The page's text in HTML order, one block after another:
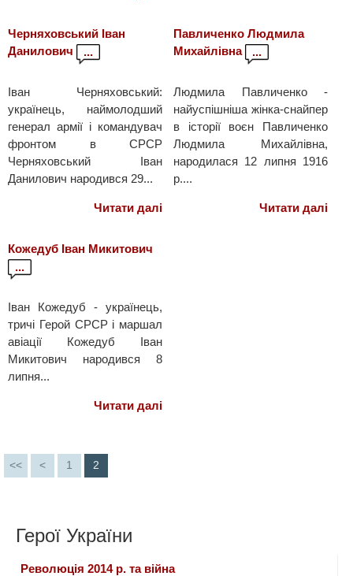
Черняховський Іван
Данилович
...
Іван Черняховський:
українець, наймолодший
генерал армії і командувач
фронтом в СРСР
Черняховський Іван
Данилович народився 29...
Читати далі
Павличенко Людмила
Михайлівна
...
Людмила Павличенко -
найуспішніша жінка-снайпер
в історії воєн Павличенко
Людмила Михайлівна,
народилася 12 липня 1916
р....
Читати далі
Кожедуб Іван Микитович
...
Іван Кожедуб - українець,
тричі Герой СРСР і маршал
авіації Кожедуб Іван
Микитович народився 8
липня...
Читати далі
<< < 1 2
Герої України
Революція 2014 р. та війна